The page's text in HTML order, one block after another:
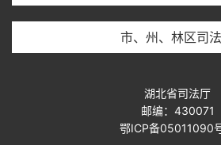
市、州、林区司
湖北省司法厅
邮编：430071
鄂ICP备05011090